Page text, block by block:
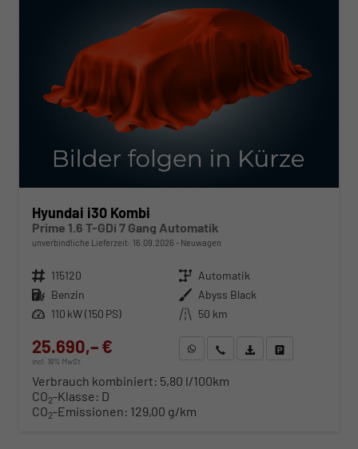
Hyundai i30 Kombi
Prime 1.6 T-GDi 7 Gang Automatik
unverbindliche Lieferzeit: 16.09.2026 Neuwagen
Fahrzeugnr. 115120 Getriebe Automatik
Kraftstoff Benzin Außenfarbe Abyss Black
Leistung 110 kW (150 PS) Kilometerstand 50 km
25.690,– €
incl. 19% MwSt.
WhatsApp anfragen
Wir rufen Sie anFahrzeugexposé (PDF)
Verbrauch kombiniert: 5,80 l/100km
CO2-Klasse: D
CO2-Emissionen: 129,00 g/km